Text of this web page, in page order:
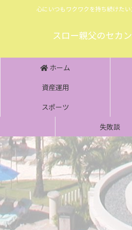
心にいつもワクワクを持ち続けた
スロー親父のセカ
ホーム
資産運用
スポーツ
失敗談